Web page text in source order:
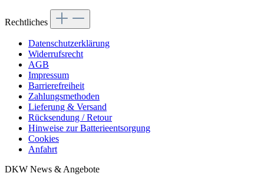
Rechtliches
Datenschutzerklärung
Widerrufsrecht
AGB
Impressum
Barrierefreiheit
Zahlungsmethoden
Lieferung & Versand
Rücksendung / Retour
Hinweise zur Batterieentsorgung
Cookies
Anfahrt
DKW News & Angebote